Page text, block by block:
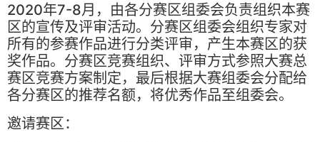
2020年7-8月，由各分赛区组委会负责组织本赛
区的宣传及评审活动。分赛区组委会组织专家对
所有的参赛作品进行分类评审，产生本赛区的获
奖作品。分赛区竞赛组织、评审方式参照大赛总
赛区竞赛方案制定，最后根据大赛组委会分配给
各分赛区的推荐名额，将优秀作品至组委会。
邀请赛区：